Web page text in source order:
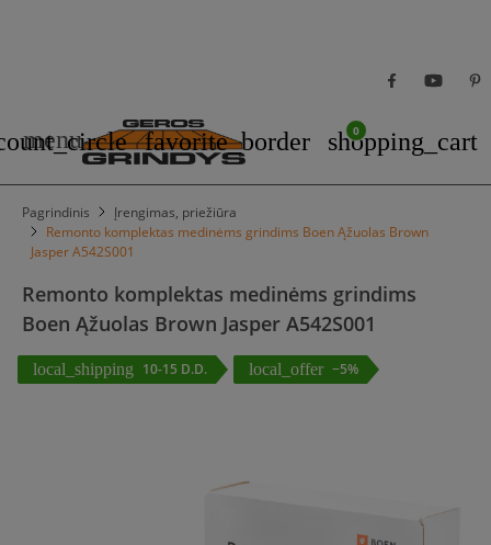
menu favorite_border shopping_cart
0
Pagrindinis
Įrengimas, priežiūra
Remonto komplektas medinėms grindims Boen Ąžuolas Brown
Jasper A542S001
Remonto komplektas medinėms grindims
Boen Ąžuolas Brown Jasper A542S001
local_shipping 10-15 D.D. local_offer −5%